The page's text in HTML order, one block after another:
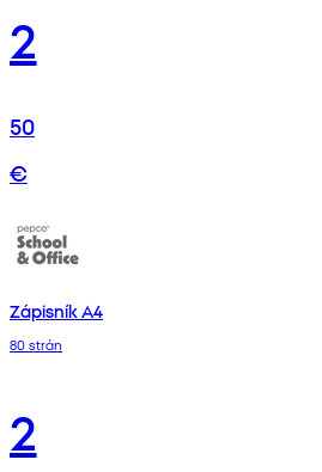
2
50
€
Zápisník A4
80 strán
2